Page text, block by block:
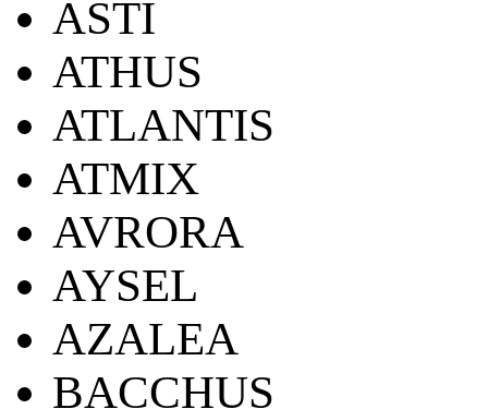
ASTI
ATHUS
ATLANTIS
ATMIX
AVRORA
AYSEL
AZALEA
BACCHUS